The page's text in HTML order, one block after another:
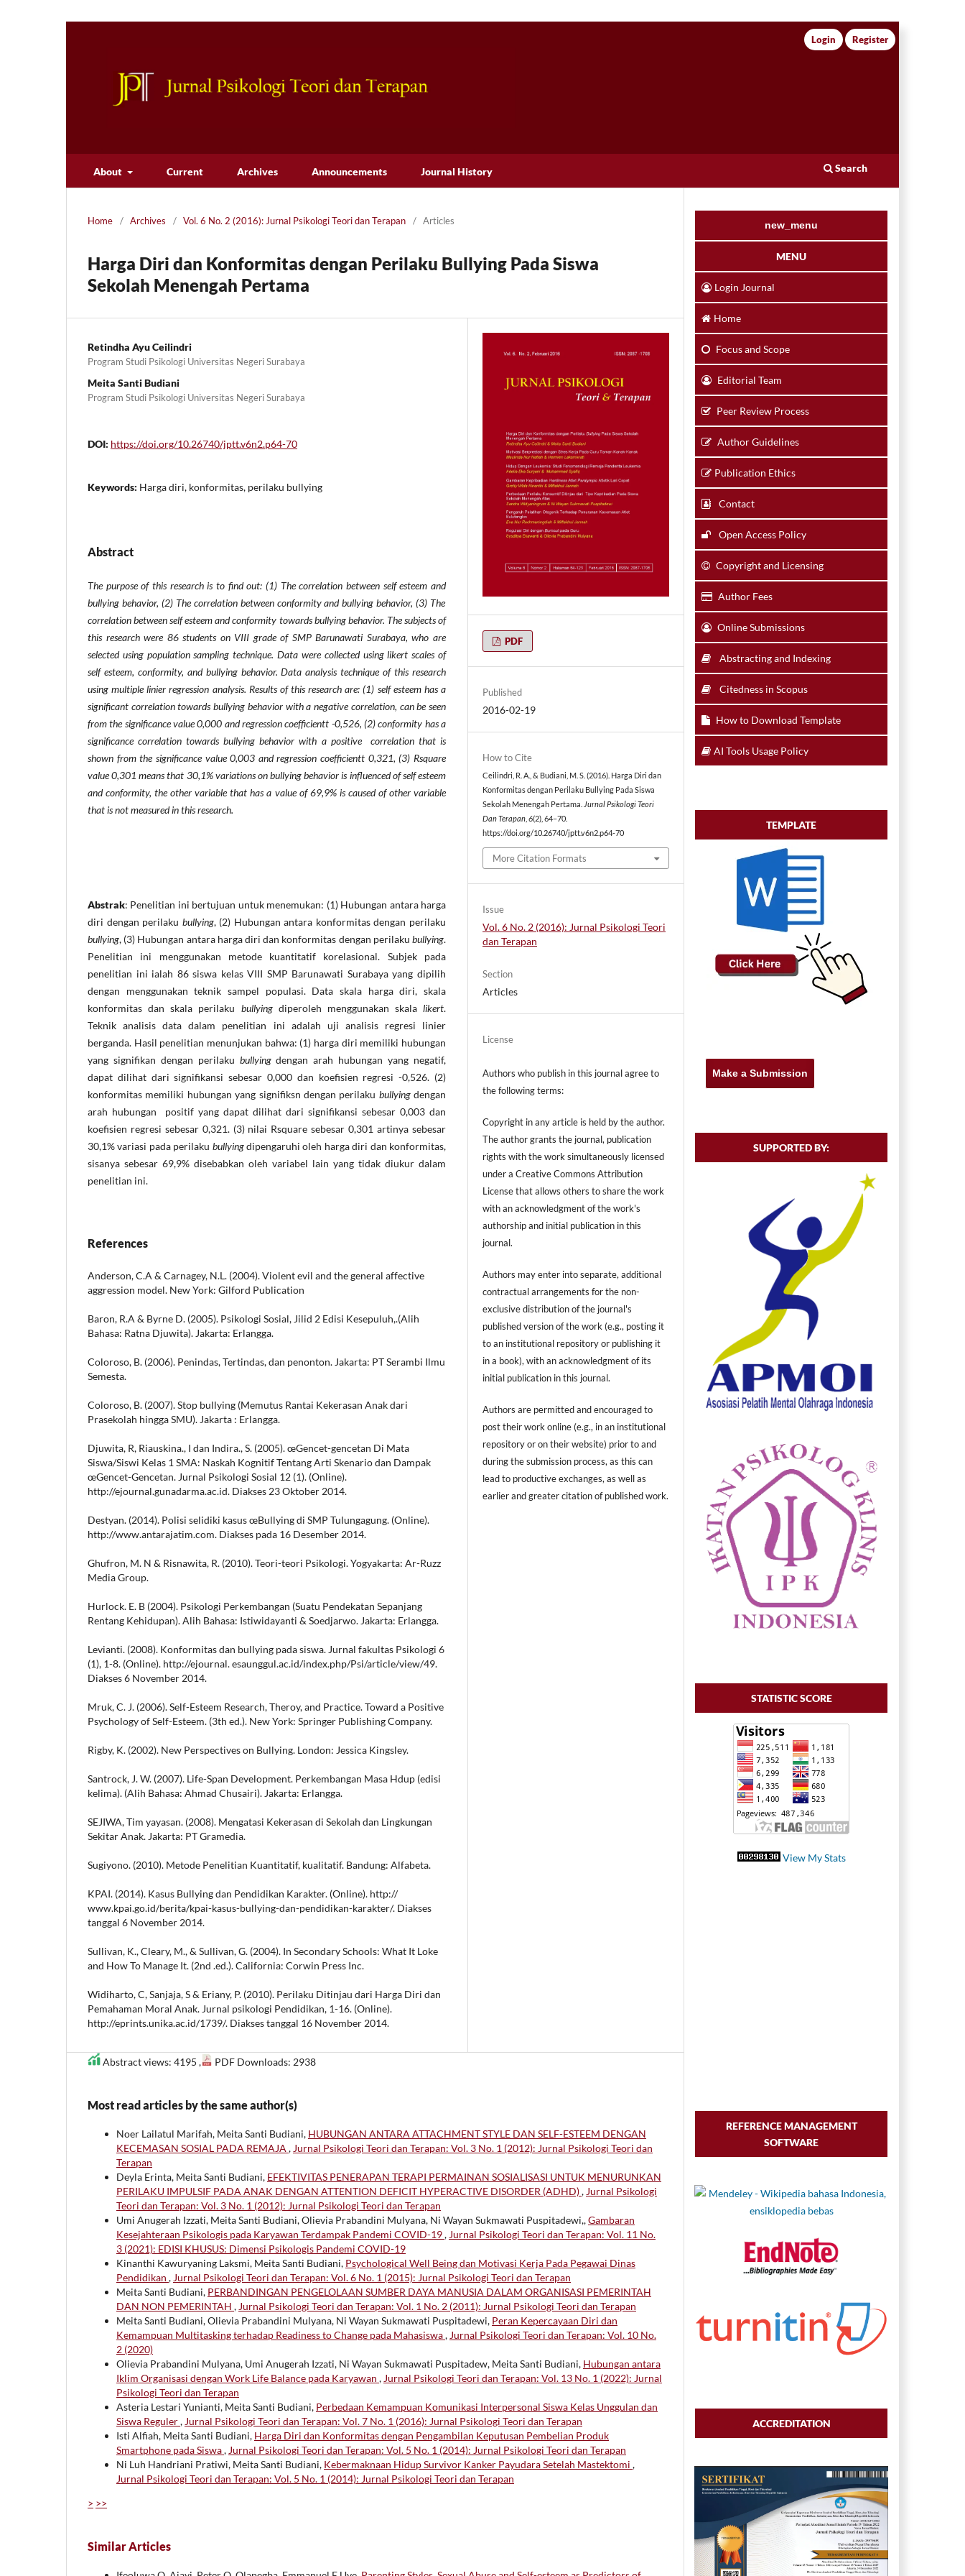
About Current Archives Announcements Journal History Search
Login Register
Home / Archives / Vol. 6 No. 2 (2016): Jurnal Psikologi Teori dan Terapan / Articles
Harga Diri dan Konformitas dengan Perilaku Bullying Pada Siswa
Sekolah Menengah Pertama
Retindha Ayu Ceilindri
Program Studi Psikologi Universitas Negeri Surabaya
Meita Santi Budiani
Program Studi Psikologi Universitas Negeri Surabaya
DOI: https://doi.org/10.26740/jptt.v6n2.p64-70
Keywords: Harga diri, konformitas, perilaku bullying
Abstract
The purpose of this research is to find out: (1) The correlation between self esteem and
bullying behavior, (2) The correlation between conformityandbullying behavior, (3) The
correlation between self esteem and conformity towards bullying behavior. The subjects of
this research were 86 students on VIII grade of SMP Barunawati Surabaya, who are
selected using population sampling technique. Data were collected using likert scales of
self esteem, conformity, and bullying behavior. Data analysis technique of this research
using multiple linier regression analysis. Results of this research are: (1) self esteem has a
significant correlation towards bullying behavior with a negative correlation, can be seen
from the significance value 0,000 and regression coefficientt -0,526, (2) conformity has a
significance correlation towards bullying behavior with a positive correlation that is
shown from the significance value 0,003 and regression coefficientt 0,321, (3) Rsquare
value 0,301 means that 30,1% variations on bullying behavior is influenced of self esteem
and conformity, the other variable that has a value of 69,9% is caused of other variable
that is not measured in this research.
Abstrak: Penelitian ini bertujuan untuk menemukan: (1) Hubungan antara harga
diri dengan perilaku bullying, (2) Hubungan antara konformitas dengan perilaku
bullying, (3) Hubungan antara harga diri dan konformitas dengan perilaku bullying.
Penelitian ini menggunakan metode kuantitatif korelasional. Subjek pada
penelitian ini ialah 86 siswa kelas VIII SMP Barunawati Surabaya yang dipilih
dengan menggunakan teknik sampel populasi. Data skala harga diri, skala
konformitas dan skala perilaku bullyingdiperoleh menggunakan skala likert.
Teknik analisis data dalam penelitian ini adalah uji analisis regresi linier
berganda. Hasil penelitian menunjukan bahwa: (1) harga diri memiliki hubungan
yang signifikan dengan perilaku bullyingdengan arah hubungan yang negatif,
dapat dilihat dari signifikansi sebesar 0,000 dan koefisien regresi -0,526. (2)
konformitas memiliki hubungan yang signifiksn dengan perilaku bullyingdengan
arah hubungan positif yang dapat dilihat dari signifikansi sebesar 0,003 dan
koefisien regresi sebesar 0,321. (3) nilai Rsquare sebesar 0,301 artinya sebesar
30,1% variasi pada perilaku bullyingdipengaruhi oleh harga diri dan konformitas,
sisanya sebesar 69,9% disebabkan oleh variabel lain yang tidak diukur dalam
penelitian ini.
References
Anderson, C.A & Carnagey, N.L. (2004). Violent evil and the general affective
aggression model. New York: Gilford Publication
Baron, R.A & Byrne D. (2005). Psikologi Sosial, Jilid 2 Edisi Kesepuluh,.(Alih
Bahasa: Ratna Djuwita). Jakarta: Erlangga.
Coloroso, B. (2006). Penindas, Tertindas, dan penonton. Jakarta: PT Serambi Ilmu
Semesta.
Coloroso, B. (2007). Stop bullying (Memutus Rantai Kekerasan Anak dari
Prasekolah hingga SMU). Jakarta : Erlangga.
Djuwita, R, Riauskina., I dan Indira., S. (2005). œGencet-gencetan Di Mata
Siswa/Siswi Kelas 1 SMA: Naskah Kognitif Tentang Arti Skenario dan Dampak
œGencet-Gencetan. Jurnal Psikologi Sosial 12 (1). (Online).
http://ejournal.gunadarma.ac.id. Diakses 23 Oktober 2014.
Destyan. (2014). Polisi selidiki kasus œBullying di SMP Tulungagung. (Online).
http://www.antarajatim.com. Diakses pada 16 Desember 2014.
Ghufron, M. N & Risnawita, R. (2010). Teori-teori Psikologi. Yogyakarta: Ar-Ruzz
Media Group.
Hurlock. E. B (2004). Psikologi Perkembangan (Suatu Pendekatan Sepanjang
Rentang Kehidupan). Alih Bahasa: Istiwidayanti & Soedjarwo. Jakarta: Erlangga.
Levianti. (2008). Konformitas dan bullying pada siswa. Jurnal fakultas Psikologi 6
(1), 1-8. (Online). http://ejournal. esaunggul.ac.id/index.php/Psi/article/view/49.
Diakses 6 November 2014.
Mruk, C. J. (2006). Self-Esteem Research, Theroy, and Practice. Toward a Positive
Psychology of Self-Esteem. (3th ed.). New York: Springer Publishing Company.
Rigby, K. (2002). New Perspectives on Bullying. London: Jessica Kingsley.
Santrock, J. W. (2007). Life-Span Development. Perkembangan Masa Hdup (edisi
kelima). (Alih Bahasa: Ahmad Chusairi). Jakarta: Erlangga.
SEJIWA, Tim yayasan. (2008). Mengatasi Kekerasan di Sekolah dan Lingkungan
Sekitar Anak. Jakarta: PT Gramedia.
Sugiyono. (2010). Metode Penelitian Kuantitatif, kualitatif. Bandung: Alfabeta.
KPAI. (2014). Kasus Bullying dan Pendidikan Karakter. (Online). http://
www.kpai.go.id/berita/kpai-kasus-bullying-dan-pendidikan-karakter/. Diakses
tanggal 6 November 2014.
Sullivan, K., Cleary, M., & Sullivan, G. (2004). In Secondary Schools: What It Loke
and How To Manage It. (2nd .ed.). California: Corwin Press Inc.
Widiharto, C, Sanjaja, S & Eriany, P. (2010). Perilaku Ditinjau dari Harga Diri dan
Pemahaman Moral Anak. Jurnal psikologi Pendidikan, 1-16. (Online).
http://eprints.unika.ac.id/1739/. Diakses tanggal 16 November 2014.
PDF
Published
2016-02-19
How to Cite
Ceilindri, R. A., & Budiani, M. S. (2016). Harga Diri dan
Konformitas dengan Perilaku Bullying Pada Siswa
Sekolah Menengah Pertama. Jurnal Psikologi Teori
Dan Terapan ,6(2), 64–70.
https://doi.org/10.26740/jptt.v6n2.p64-70
More Citation Formats
Issue
Vol. 6 No. 2 (2016): Jurnal Psikologi Teori
dan Terapan
Section
Articles
License
Authors who publish in this journal agree to
the following terms:
Copyright in any article is held by the author.
The author grants the journal, publication
rights with the work simultaneously licensed
under a Creative Commons Attribution
License that allows others to share the work
with an acknowledgment of the work's
authorship and initial publication in this
journal.
Authors may enter into separate, additional
contractual arrangements for the non-
exclusive distribution of the journal's
published version of the work (e.g., posting it
to an institutional repository or publishing it
in a book), with an acknowledgment of its
initial publication in this journal.
Authors are permitted and encouraged to
post their work online (e.g., in an institutional
repository or on their website) prior to and
during the submission process, as this can
lead to productive exchanges, as well as
earlier and greater citation of published work.
Abstract views: 4195 , PDF Downloads: 2938
Most read articles by the same author(s)
Noer Lailatul Marifah, Meita Santi Budiani, HUBUNGAN ANTARA ATTACHMENT STYLE DAN SELF-ESTEEM DENGAN
KECEMASAN SOSIAL PADA REMAJA , Jurnal Psikologi Teori dan Terapan: Vol. 3 No. 1 (2012): Jurnal Psikologi Teori dan
Terapan
Deyla Erinta, Meita Santi Budiani, EFEKTIVITAS PENERAPAN TERAPI PERMAINAN SOSIALISASI UNTUK MENURUNKAN
PERILAKU IMPULSIF PADA ANAK DENGAN ATTENTION DEFICIT HYPERACTIVE DISORDER (ADHD), Jurnal Psikologi
Teori dan Terapan: Vol. 3 No. 1 (2012): Jurnal Psikologi Teori dan Terapan
Umi Anugerah Izzati, Meita Santi Budiani, Olievia Prabandini Mulyana, Ni Wayan Sukmawati Puspitadewi,,Gambaran
Kesejahteraan Psikologis pada Karyawan Terdampak Pandemi COVID-19, Jurnal Psikologi Teori dan Terapan: Vol. 11 No.
3 (2021): EDISI KHUSUS: Dimensi Psikologis Pandemi COVID-19
Kinanthi Kawuryaning Laksmi, Meita Santi Budiani, Psychological Well Being dan Motivasi Kerja Pada Pegawai Dinas
Pendidikan , Jurnal Psikologi Teori dan Terapan: Vol. 6 No. 1 (2015): Jurnal Psikologi Teori dan Terapan
Meita Santi Budiani, PERBANDINGAN PENGELOLAAN SUMBER DAYA MANUSIA DALAM ORGANISASI PEMERINTAH
DAN NON PEMERINTAH , Jurnal Psikologi Teori dan Terapan: Vol. 1 No. 2 (2011): Jurnal Psikologi Teori dan Terapan
Meita Santi Budiani, Olievia Prabandini Mulyana, Ni Wayan Sukmawati Puspitadewi, Peran Kepercayaan Diri dan
Kemampuan Multitasking terhadap Readiness to Change pada Mahasiswa, Jurnal Psikologi Teori dan Terapan: Vol. 10 No.
2 (2020)
Olievia Prabandini Mulyana, Umi Anugerah Izzati, Ni Wayan Sukmawati Puspitadew, Meita Santi Budiani, Hubungan antara
Iklim Organisasi dengan Work Life Balance pada Karyawan , Jurnal Psikologi Teori dan Terapan: Vol. 13 No. 1 (2022): Jurnal
Psikologi Teori dan Terapan
Asteria Lestari Yunianti, Meita Santi Budiani, Perbedaan Kemampuan Komunikasi Interpersonal Siswa Kelas Unggulan dan
Siswa Reguler, Jurnal Psikologi Teori dan Terapan: Vol. 7 No. 1 (2016): Jurnal Psikologi Teori dan Terapan
Isti Alfiah, Meita Santi Budiani, Harga Diri dan Konformitas dengan Pengambilan Keputusan Pembelian Produk
Smartphone pada Siswa, Jurnal Psikologi Teori dan Terapan: Vol. 5 No. 1 (2014): Jurnal Psikologi Teori dan Terapan
Ni Luh Handriani Pratiwi, Meita Santi Budiani, Kebermaknaan Hidup Survivor Kanker Payudara Setelah Mastektomi ,
Jurnal Psikologi Teori dan Terapan: Vol. 5 No. 1 (2014): Jurnal Psikologi Teori dan Terapan
> >>
Similar Articles
new_menu
MENU
Login Journal
Home
Focus and Scope
Editorial Team
Peer Review Process
Author Guidelines
Publication Ethics
Contact
Open Access Policy
Copyright and Licensing
Author Fees
Online Submissions
Abstracting and Indexing
Citedness in Scopus
How to Download Template
AI Tools Usage Policy
TEMPLATE
Make a Submission
SUPPORTED BY:
STATISTIC SCORE
View My Stats
REFERENCE MANAGEMENT
SOFTWARE
ACCREDITATION